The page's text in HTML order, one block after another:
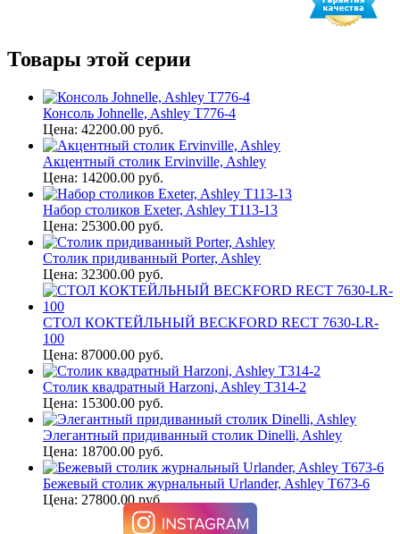
Товары этой серии
Консоль Johnelle, Ashley T776-4
Цена: 42200.00 руб.
Акцентный столик Ervinville, Ashley
Цена: 14200.00 руб.
Набор столиков Exeter, Ashley T113-13
Цена: 25300.00 руб.
Столик придиванный Porter, Ashley
Цена: 32300.00 руб.
СТОЛ КОКТЕЙЛЬНЫЙ BECKFORD RECT 7630-LR-
100
Цена: 87000.00 руб.
Столик квадратный Harzoni, Ashley T314-2
Цена: 15300.00 руб.
Элегантный придиванный столик Dinelli, Ashley
Цена: 18700.00 руб.
Бежевый столик журнальный Urlander, Ashley T673-6
Цена: 27800.00 руб.